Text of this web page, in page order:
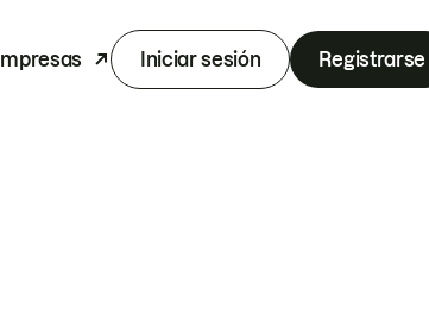
Iniciar sesión Registrarse